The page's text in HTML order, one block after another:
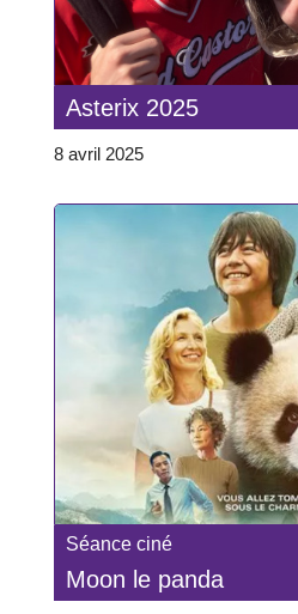
Asterix 2025
8 avril 2025
Séance ciné
Moon le panda